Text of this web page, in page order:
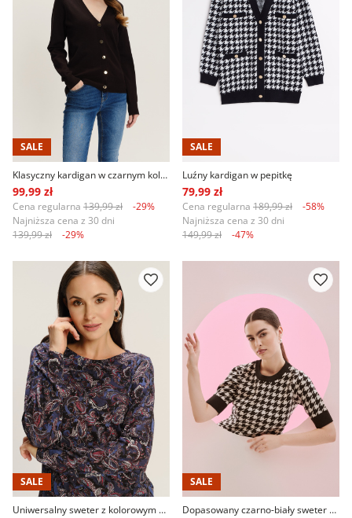
SALE
Klasyczny kardigan w czarnym kolorze
99,99 zł
Cena regularna 139,99 zł
-29%
Najniższa cena z 30 dni
139,99 zł
-29%
SALE
Luźny kardigan w pepitkę
79,99 zł
Cena regularna 189,99 zł
-58%
Najniższa cena z 30 dni
149,99 zł
-47%
SALE
Uniwersalny sweter z kolorowym nadrukiem paisley
SALE
Dopasowany czarno-biały sweter z krótkim rękawem